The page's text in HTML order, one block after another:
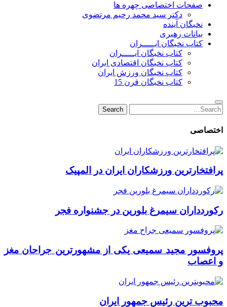
صفحات اختصاصی چهره ها
دکتر سید محمد رحیم مرتضوی
نخبگان آینده
بیانات رهبری
کتاب نخبگان ایـــــران
کتاب نخبگان ایـــــران
کتاب نخبگان اقتصادی ایران
کتاب نخبگان ورزش ایران
کتاب نخبگان قرن 15
Search
for:
Search
اختصاصی
پرافتخارترین ورزشکاران ایران در المپیک
رکوردداران سیمرغ بلورین در جشنواره فجر
پروفسور مجید سمیعی یکی از مشهورترین جراحان مغز
و اعصاب
محبوب ترین رئیس جمهور ایران